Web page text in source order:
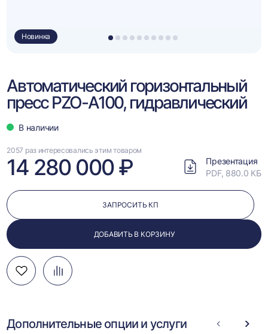
1 2 3 4 5 6 7 8 9 10
Новинка
Автоматический горизонтальный
пресс PZO-A100, гидравлический
В наличии
2057 раз интересовались этим товаром
14 280 000 ₽
Презентация
PDF, 880.0 КБ
ЗАПРОСИТЬ КП
ДОБАВИТЬ В КОРЗИНУ
Добавить
в
Добавить
в
Перейти
к
Дополнительные опции и услуги
Стрелка